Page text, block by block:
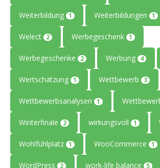
Weiterbildung 1 Weiterbildungen 1
Welect 2 Werbegeschenk 1
Werbegeschenke 2 Werbung 4
Wertschätzung 1 Wettbewerb 3
Wettbewerbsanalysen 1
Winterfinale 2 wirkungsvoll 1
Wohlfühlplatz 1 WooCommerce 1
WordPress 2 work-life balance 5